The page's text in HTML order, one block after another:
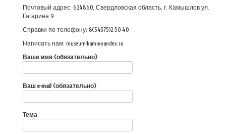
Почтовый адрес: 624860, Свердловская область, г. Камышлов ул.
Гагарина 9
Справки по телефону: 8(34375)2-50-40
Написать нам: museum-kam@yandex.ru
Ваше имя (обязательно)
Ваш e-mail (обязательно)
Тема